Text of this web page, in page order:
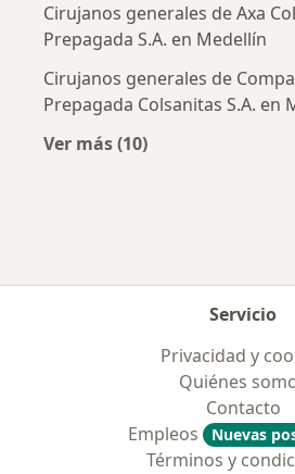
Cirujanos generales de Axa
Prepagada S.A. en Medellín
Cirujanos generales de
Prepagada Colsanitas S.A. en
Ver más (10)
Servicio
Privacidad y
Quiénes
Contacto
Empleos
Nuevas
Términos y